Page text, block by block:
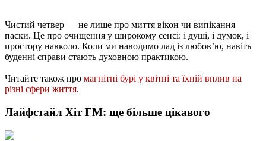
Чистий четвер — не лише про миття вікон чи випікання
паски. Це про очищення у широкому сенсі: і душі, і думок, і
простору навколо. Коли ми наводимо лад із любов’ю, навіть
буденні справи стають духовною практикою.
Читайте також про магнітні бурі у квітні та їхній вплив на
різні сфери життя.
Лайфстайл Хіт FM: ще більше цікавого